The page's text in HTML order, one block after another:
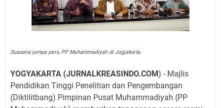
Suasana jumpa pers, PP Muhammadiyah di Jogjakarta.
YOGYAKARTA (JURNALKREASINDO.COM) - Majlis
Pendidikan Tinggi Penelitian dan Pengembangan
(Diktilitbang) Pimpinan Pusat Muhammadiyah (PP